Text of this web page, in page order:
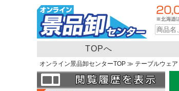
TOPへ
オンライン景品卸センターTOP ≫ テーブルウェア